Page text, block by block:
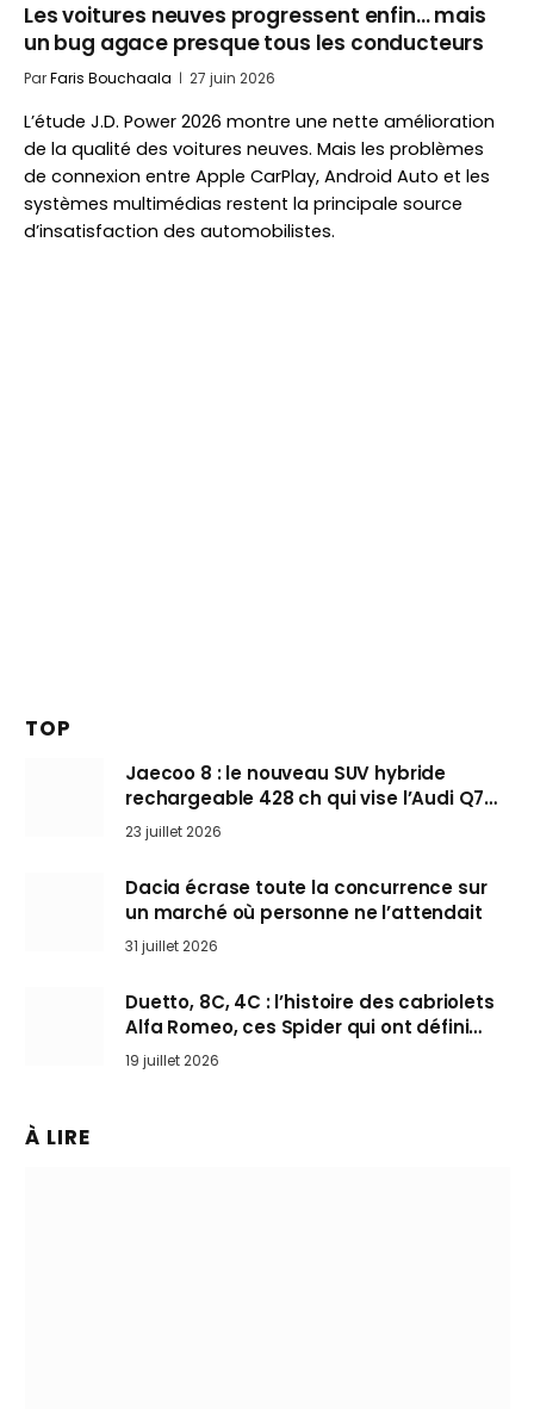
Les voitures neuves progressent enfin… mais
un bug agace presque tous les conducteurs
ParFaris Bouchaala 27 juin 2026
L’étude J.D. Power 2026 montre une nette amélioration
de la qualité des voitures neuves. Mais les problèmes
de connexion entre Apple CarPlay, Android Auto et les
systèmes multimédias restent la principale source
d’insatisfaction des automobilistes.
TOP
Jaecoo 8 : le nouveau SUV hybride
rechargeable 428 ch qui vise l’Audi Q7
arrive en Europe cet automne
23 juillet 2026
Dacia écrase toute la concurrence sur
un marché où personne ne l’attendait
31 juillet 2026
Duetto, 8C, 4C : l’histoire des cabriolets
Alfa Romeo, ces Spider qui ont défini
l’art de rouler cheveux au vent
19 juillet 2026
À LIRE